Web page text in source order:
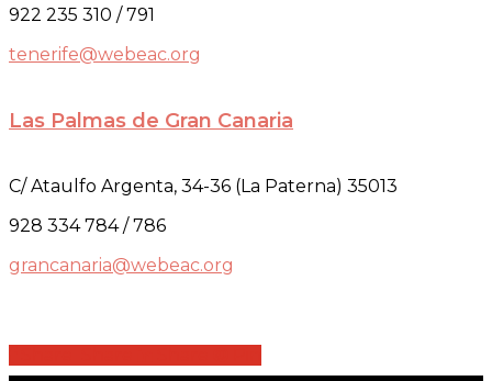
922 235 310 / 791
tenerife@webeac.org
Las Palmas de Gran Canaria
C/ Ataulfo Argenta, 34-36 (La Paterna) 35013
928 334 784 / 786
grancanaria@webeac.org